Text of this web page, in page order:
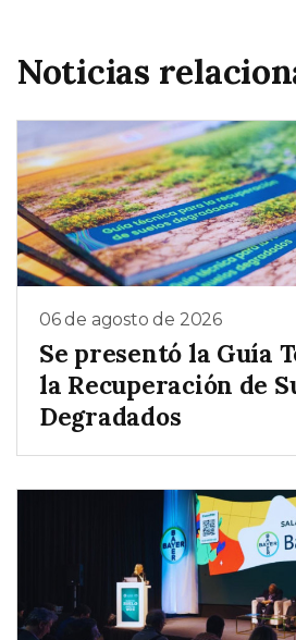
Noticias
06 de agosto de 2026
Se presentó la Guía
la Recuperación de
Degradados